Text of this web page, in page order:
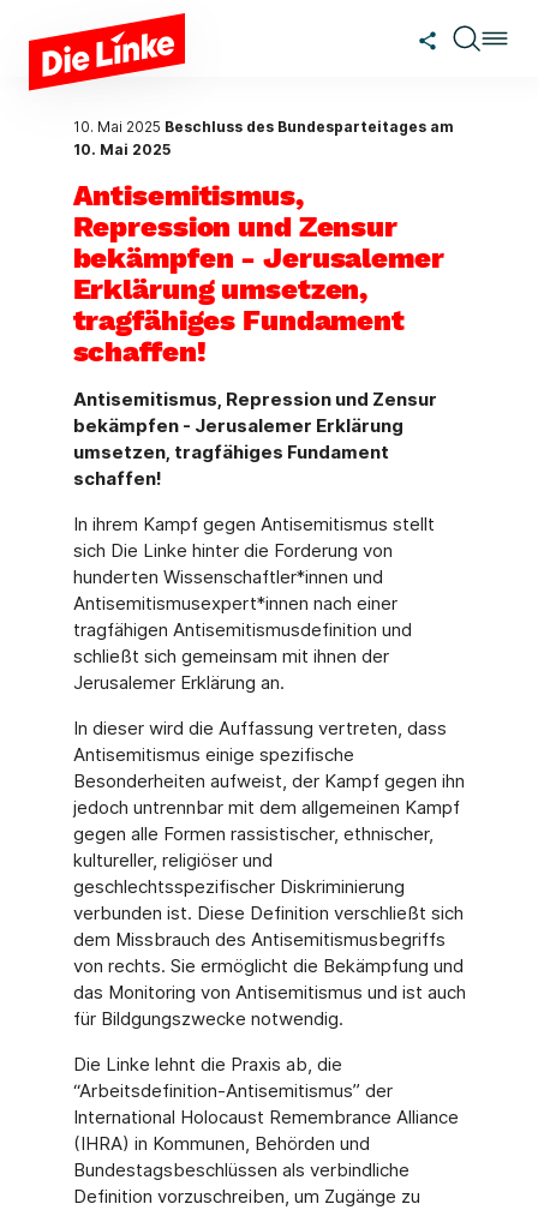
Zum Hauptinhalt springen
10. Mai 2025 Beschluss des Bundesparteitages am
10. Mai 2025
Antisemitismus,
Repression und Zensur
bekämpfen - Jerusalemer
Erklärung umsetzen,
tragfähiges Fundament
schaffen!
Antisemitismus, Repression und Zensur
bekämpfen - Jerusalemer Erklärung
umsetzen, tragfähiges Fundament
schaffen!
In ihrem Kampf gegen Antisemitismus stellt
sich Die Linke hinter die Forderung von
hunderten Wissenschaftler*innen und
Antisemitismusexpert*innen nach einer
tragfähigen Antisemitismusdefinition und
schließt sich gemeinsam mit ihnen der
Jerusalemer Erklärung an.
In dieser wird die Auffassung vertreten, dass
Antisemitismus einige spezifische
Besonderheiten aufweist, der Kampf gegen ihn
jedoch untrennbar mit dem allgemeinen Kampf
gegen alle Formen rassistischer, ethnischer,
kultureller, religiöser und
geschlechtsspezifischer Diskriminierung
verbunden ist. Diese Definition verschließt sich
dem Missbrauch des Antisemitismusbegriffs
von rechts. Sie ermöglicht die Bekämpfung und
das Monitoring von Antisemitismus und ist auch
für Bildgungszwecke notwendig.
Die Linke lehnt die Praxis ab, die
“Arbeitsdefinition-Antisemitismus” der
International Holocaust Remembrance Alliance
(IHRA) in Kommunen, Behörden und
Bundestagsbeschlüssen als verbindliche
Definition vorzuschreiben, um Zugänge zu